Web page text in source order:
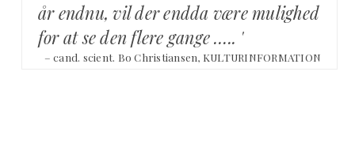
år endnu, vil der endda være mulighed
for at se den flere gange ….. '
– cand. scient. Bo Christiansen, KULTURINFORMATION